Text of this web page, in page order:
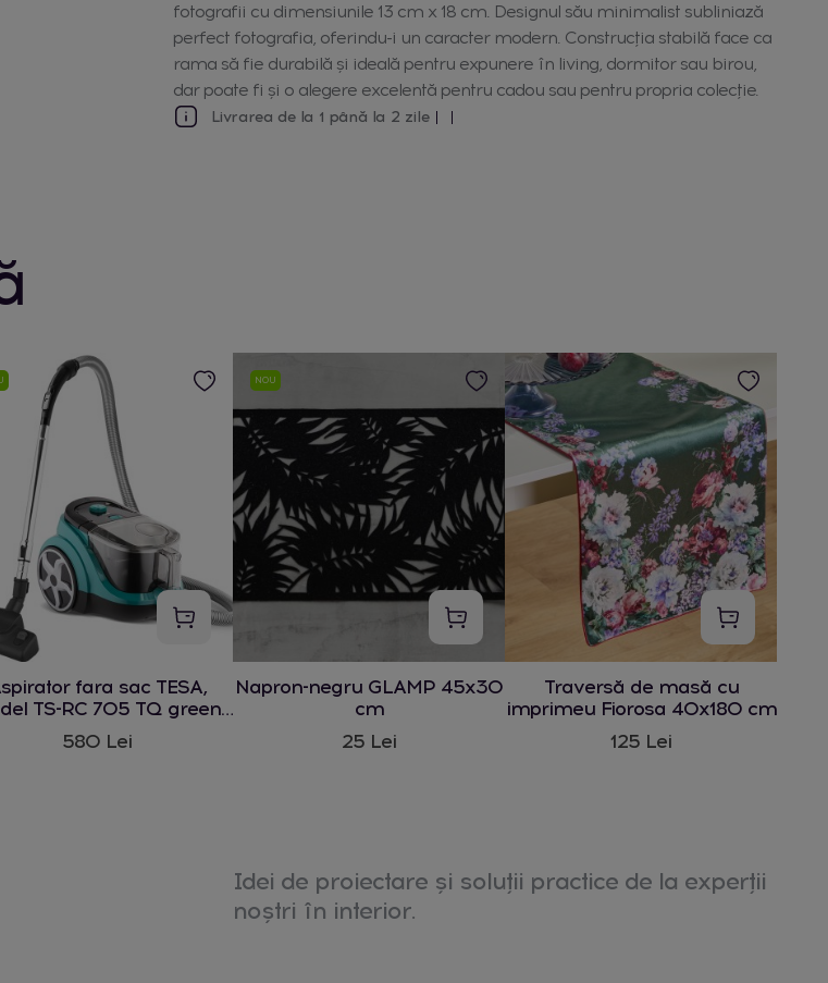
fotografii cu dimensiunile 13 cm x 18 cm. Designul său minimalist subliniază
perfect fotografia, oferindu-i un caracter modern. Construcția stabilă face ca
rama să fie durabilă și ideală pentru expunere în living, dormitor sau birou,
dar poate fi și o alegere excelentă pentru cadou sau pentru propria colecție.
Livrarea de la 1 până la 2 zile
fara sac TESA,
TS-RC 705 TQ green,
1600 W
580 Lei
NOU
Napron-negru GLAMP 45x30
cm
25 Lei
Traversă de masă cu
imprimeu Fiorosa 40x180 cm
125 Lei
Idei de proiectare și soluții practice de la experții
noștri în interior.